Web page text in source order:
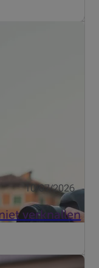
10/07/2026
verknallen
terugbetalen na